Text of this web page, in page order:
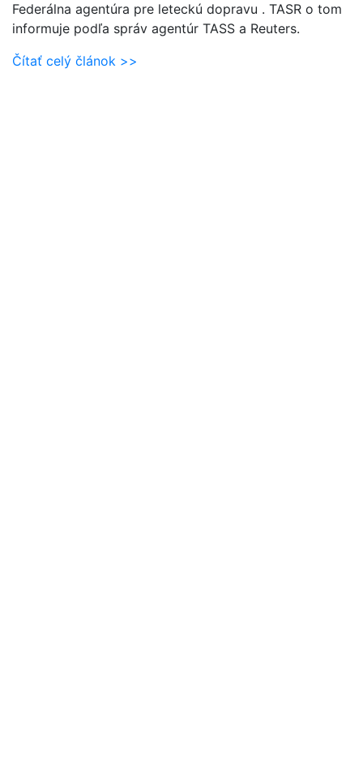
Federálna agentúra pre leteckú dopravu . TASR o tom
informuje podľa správ agentúr TASS a Reuters.
Čítať celý článok >>